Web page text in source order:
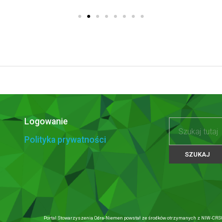
Logowanie
Polityka prywatności
Portal Stowarzyszenia Odra-Niemen powstał ze środków otrzymanych z NIW-